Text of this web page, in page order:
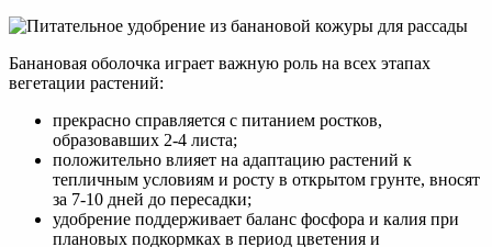
Банановая оболочка играет важную роль на всех этапах
вегетации растений:
прекрасно справляется с питанием ростков,
образовавших 2-4 листа;
положительно влияет на адаптацию растений к
тепличным условиям и росту в открытом грунте, вносят
за 7-10 дней до пересадки;
удобрение поддерживает баланс фосфора и калия при
плановых подкормках в период цветения и